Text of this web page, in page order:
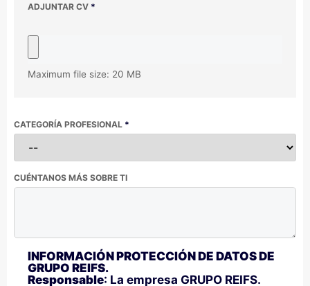
ADJUNTAR CV *
Maximum file size: 20 MB
CATEGORÍA PROFESIONAL *
CUÉNTANOS MÁS SOBRE TI
INFORMACIÓN PROTECCIÓN DE DATOS DE
GRUPO REIFS.
Responsable: La empresa GRUPO REIFS.